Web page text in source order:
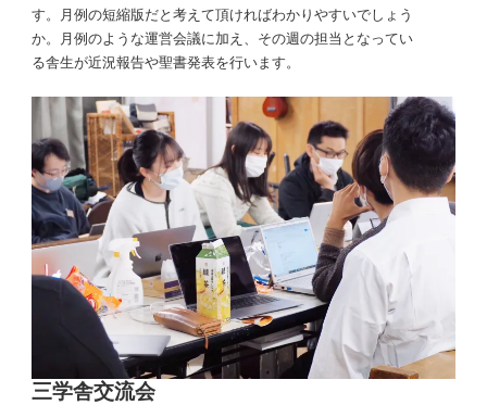
す。月例の短縮版だと考えて頂ければわかりやすいでしょう
か。月例のような運営会議に加え、その週の担当となってい
る舎生が近況報告や聖書発表を行います。
三学舎交流会